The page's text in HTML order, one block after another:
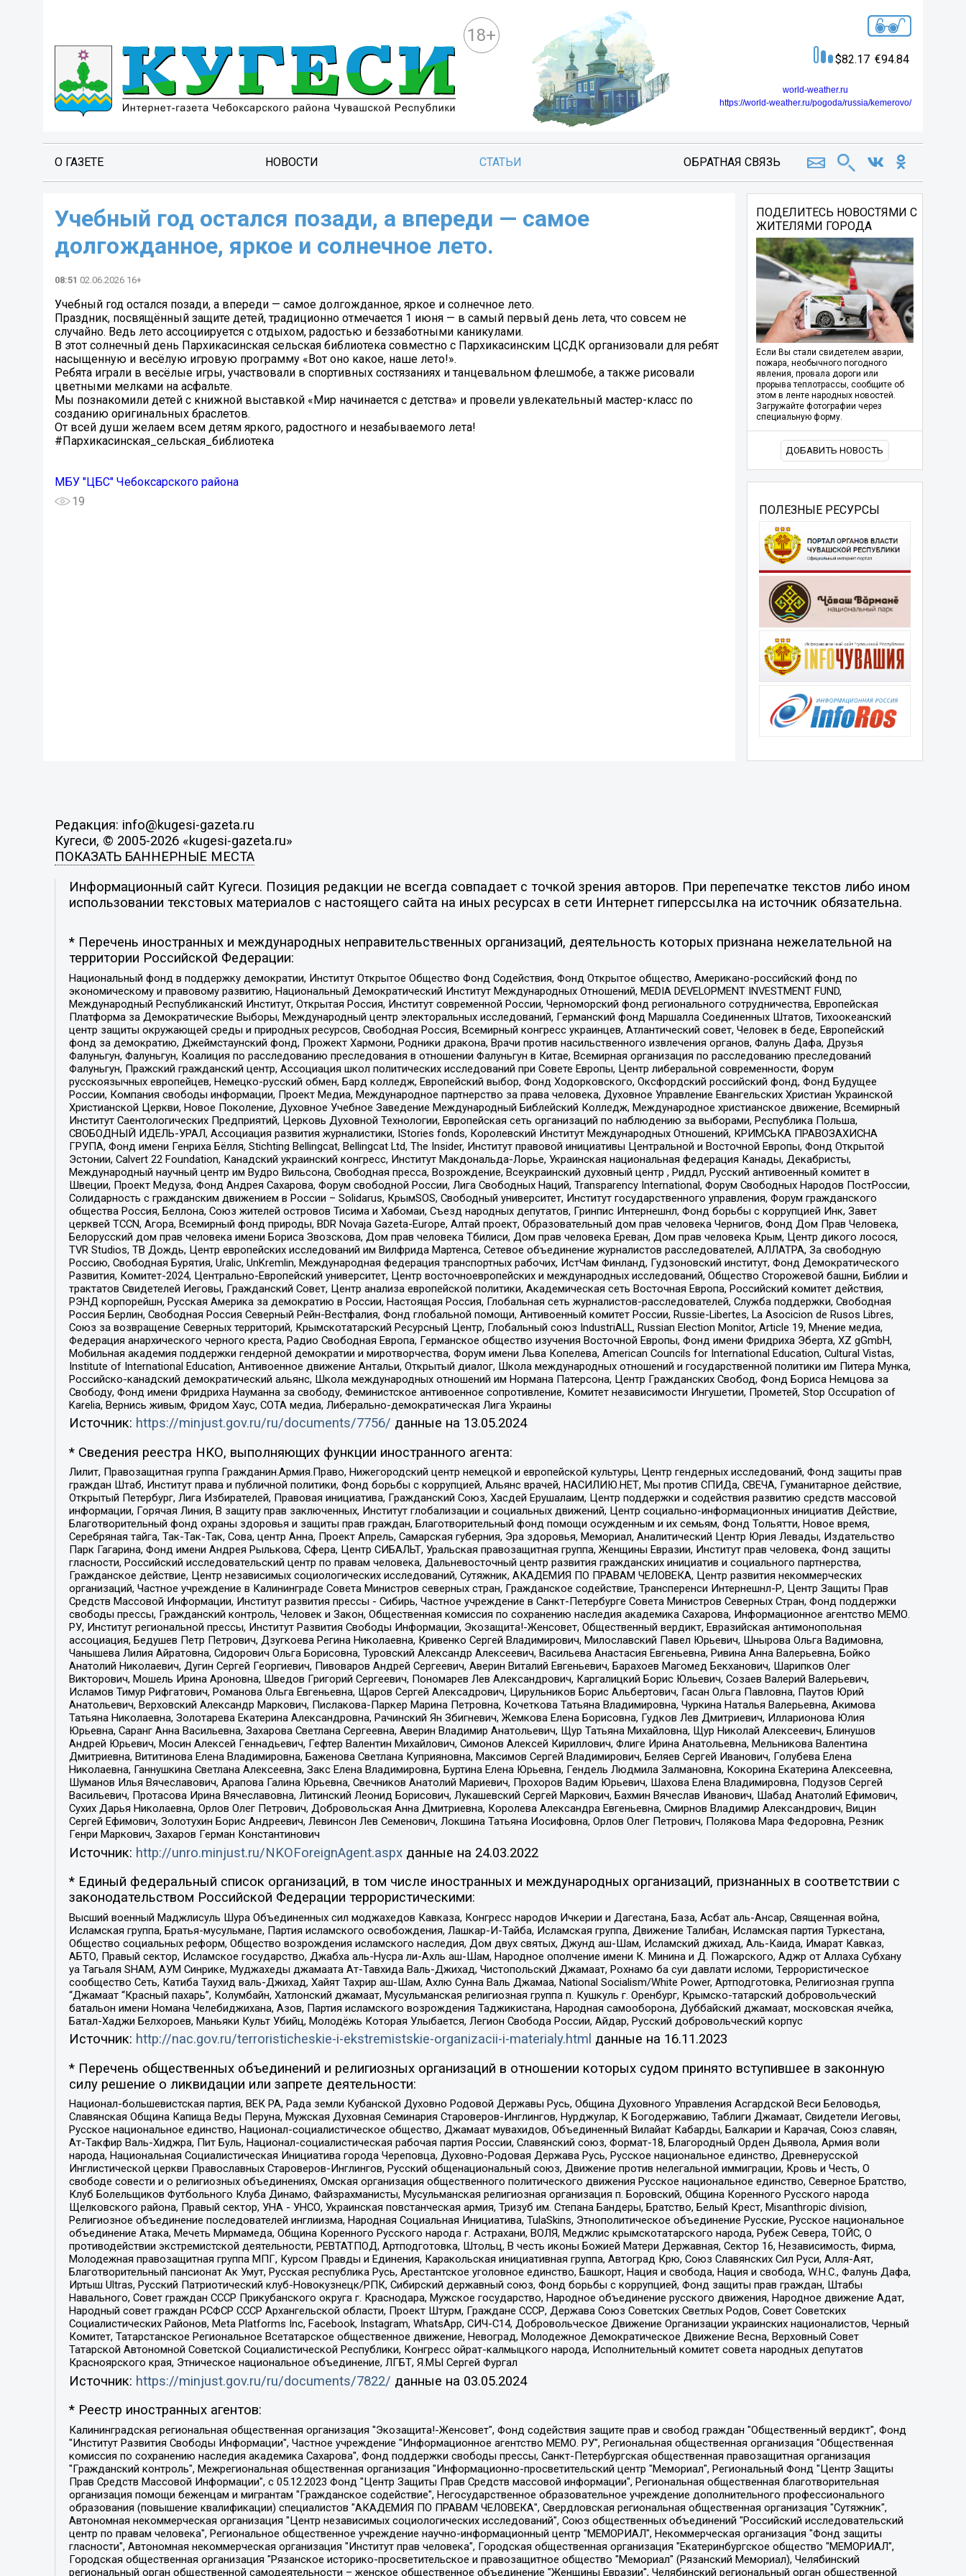
18+
82.17 94.84
world-weather.ru
https://world-weather.ru/pogoda/russia/kemerovo/
О ГАЗЕТЕ НОВОСТИ СТАТЬИ ОБРАТНАЯ СВЯЗЬ
Учебный год остался позади, а впереди — самое
долгожданное, яркое и солнечное лето.
08:51 02.06.2026 16+
Учебный год остался позади, а впереди — самое долгожданное, яркое и солнечное лето.
Праздник, посвящённый защите детей, традиционно отмечается 1 июня — в самый первый день лета, что совсем не
случайно. Ведь лето ассоциируется с отдыхом, радостью и беззаботными каникулами.
В этот солнечный день Пархикасинская сельская библиотека совместно с Пархикасинским ЦСДК организовали для ребят
насыщенную и весёлую игровую программу «Вот оно какое, наше лето!».
Ребята играли в весёлые игры, участвовали в спортивных состязаниях и танцевальном флешмобе, а также рисовали
цветными мелками на асфальте.
Мы познакомили детей с книжной выставкой «Мир начинается с детства» и провели увлекательный мастер-класс по
созданию оригинальных браслетов.
От всей души желаем всем детям яркого, радостного и незабываемого лета!
#Пархикасинская_сельская_библиотека
МБУ "ЦБС" Чебоксарского района
19
ПОДЕЛИТЕСЬ НОВОСТЯМИ С
ЖИТЕЛЯМИ ГОРОДА
Если Вы стали свидетелем аварии,
пожара, необычного погодного
явления, провала дороги или
прорыва теплотрассы, сообщите об
этом в ленте народных новостей.
Загружайте фотографии через
специальную форму.
ДОБАВИТЬ НОВОСТЬ
ПОЛЕЗНЫЕ РЕСУРСЫ
Редакция: info@kugesi-gazeta.ru
Кугеси, © 2005-2026 «kugesi-gazeta.ru»
ПОКАЗАТЬ БАННЕРНЫЕ МЕСТА
Информационный сайт Кугеси. Позиция редакции не всегда совпадает с точкой зрения авторов. При перепечатке текстов либо ином
использовании текстовых материалов с настоящего сайта на иных ресурсах в сети Интернет гиперссылка на источник обязательна.
* Перечень иностранных и международных неправительственных организаций, деятельность которых признана нежелательной на
территории Российской Федерации:
Национальный фонд в поддержку демократии, Институт Открытое Общество Фонд Содействия, Фонд Открытое общество, Американо-российский фонд по
экономическому и правовому развитию, Национальный Демократический Институт Международных Отношений, MEDIA DEVELOPMENT INVESTMENT FUND,
Международный Республиканский Институт, Открытая Россия, Институт современной России, Черноморский фонд регионального сотрудничества, Европейская
Платформа за Демократические Выборы, Международный центр электоральных исследований, Германский фонд Маршалла Соединенных Штатов, Тихоокеанский
центр защиты окружающей среды и природных ресурсов, Свободная Россия, Всемирный конгресс украинцев, Атлантический совет, Человек в беде, Европейский
фонд за демократию, Джеймстаунский фонд, Прожект Хармони, Родники дракона, Врачи против насильственного извлечения органов, Фалунь Дафа, Друзья
Фалуньгун, Фалуньгун, Коалиция по расследованию преследования в отношении Фалуньгун в Китае, Всемирная организация по расследованию преследований
Фалуньгун, Пражский гражданский центр, Ассоциация школ политических исследований при Совете Европы, Центр либеральной современности, Форум
русскоязычных европейцев, Немецко-русский обмен, Бард колледж, Европейский выбор, Фонд Ходорковского, Оксфордский российский фонд, Фонд Будущее
России, Компания свободы информации, Проект Медиа, Международное партнерство за права человека, Духовное Управление Евангельских Христиан Украинской
Христианской Церкви, Новое Поколение, Духовное Учебное Заведение Международный Библейский Колледж, Международное христианское движение, Всемирный
Институт Саентологических Предприятий, Церковь Духовной Технологии, Европейская сеть организаций по наблюдению за выборами, Республика Польша,
СВОБОДНЫЙ ИДЕЛЬ-УРАЛ, Ассоциация развития журналистики, IStories fonds, Королевский Институт Международных Отношений, КРИМСЬКА ПРАВОЗАХИСНА
ГРУПА, Фонд имени Генриха Бёлля, Stichting Bellingcat, Bellingcat Ltd, The Insider, Институт правовой инициативы Центральной и Восточной Европы, Фонд Открытой
Эстонии, Calvert 22 Foundation, Канадский украинский конгресс, Институт Макдональда-Лорье, Украинская национальная федерация Канады, Декабристы,
Международный научный центр им Вудро Вильсона, Свободная пресса, Возрождение, Всеукраинский духовный центр , Риддл, Русский антивоенный комитет в
Швеции, Проект Медуза, Фонд Андрея Сахарова, Форум свободной России, Лига Свободных Наций, Transparеncy International, Форум Свободных Народов ПостРоссии,
Солидарность с гражданским движением в России – Solidarus, КрымSOS, Свободный университет, Институт государственного управления, Форум гражданского
общества Россия, Беллона, Союз жителей островов Тисима и Хабомаи, Съезд народных депутатов, Гринпис Интернешнл, Фонд борьбы с коррупцией Инк, Завет
церквей TCCN, Агора, Всемирный фонд природы, BDR Novaja Gazeta-Europe, Алтай проект, Образовательный дом прав человека Чернигов, Фонд Дом Прав Человека,
Белорусский дом прав человека имени Бориса Звозскова, Дом прав человека Тбилиси, Дом прав человека Ереван, Дом прав человека Крым, Центр дикого лосося,
TVR Studios, ТВ Дождь, Центр европейских исследований им Вилфрида Мартенса, Сетевое объединение журналистов расследователей, АЛЛАТРА, За свободную
Россию, Свободная Бурятия, Uralic, UnKremlin, Международная федерация транспортных рабочих, ИстЧам Финланд, Гудзоновский институт, Фонд Демократического
Развития, Комитет-2024, Центрально-Европейский университет, Центр восточноевропейских и международных исследований, Общество Сторожевой башни, Библии и
трактатов Свидетелей Иеговы, Гражданский Совет, Центр анализа европейской политики, Академическая сеть Восточная Европа, Российский комитет действия,
РЭНД корпорейшн, Русская Америка за демократию в России, Настоящая Россия, Глобальная сеть журналистов-расследователей, Служба поддержки, Свободная
Россия Берлин, Свободная Россия Северный Рейн-Вестфалия, Фонд глобальной помощи, Антивоенный комитет России, Russie-Libertes, La Asocicion de Rusos Libres,
Союз за возвращение Северных территорий, Крымскотатарский Ресурсный Центр, Глобальный союз IndustriALL, Russian Election Monitor, Article 19, Мнение медиа,
Федерация анархического черного креста, Радио Свободная Европа, Германское общество изучения Восточной Европы, Фонд имени Фридриха Эберта, XZ gGmbH,
Мобильная академия поддержки гендерной демократии и миротворчества, Форум имени Льва Копелева, American Councils for International Education, Cultural Vistas,
Institute of International Education, Антивоенное движение Антальи, Открытый диалог, Школа международных отношений и государственной политики им Питера Мунка,
Российско-канадский демократический альянс, Школа международных отношений им Нормана Патерсона, Центр Гражданских Свобод, Фонд Бориса Немцова за
Свободу, Фонд имени Фридриха Науманна за свободу, Феминистское антивоенное сопротивление, Комитет независимости Ингушетии, Прометей, Stop Occupation of
Karelia, Вернись живым, Фридом Хаус, СОТА медиа, Либерально-демократическая Лига Украины
Источник: https://minjust.gov.ru/ru/documents/7756/ данные на 13.05.2024
* Сведения реестра НКО, выполняющих функции иностранного агента:
Лилит, Правозащитная группа Гражданин.Армия.Право, Нижегородский центр немецкой и европейской культуры, Центр гендерных исследований, Фонд защиты прав
граждан Штаб, Институт права и публичной политики, Фонд борьбы с коррупцией, Альянс врачей, НАСИЛИЮ.НЕТ, Мы против СПИДа, СВЕЧА, Гуманитарное действие,
Открытый Петербург, Лига Избирателей, Правовая инициатива, Гражданский Союз, Хасдей Ерушалаим, Центр поддержки и содействия развитию средств массовой
информации, Горячая Линия, В защиту прав заключенных, Институт глобализации и социальных движений, Центр социально-информационных инициатив Действие,
Благотворительный фонд охраны здоровья и защиты прав граждан, Благотворительный фонд помощи осужденным и их семьям, Фонд Тольятти, Новое время,
Серебряная тайга, Так-Так-Так, Сова, центр Анна, Проект Апрель, Самарская губерния, Эра здоровья, Мемориал, Аналитический Центр Юрия Левады, Издательство
Парк Гагарина, Фонд имени Андрея Рылькова, Сфера, Центр СИБАЛЬТ, Уральская правозащитная группа, Женщины Евразии, Институт прав человека, Фонд защиты
гласности, Российский исследовательский центр по правам человека, Дальневосточный центр развития гражданских инициатив и социального партнерства,
Гражданское действие, Центр независимых социологических исследований, Сутяжник, АКАДЕМИЯ ПО ПРАВАМ ЧЕЛОВЕКА, Центр развития некоммерческих
организаций, Частное учреждение в Калининграде Совета Министров северных стран, Гражданское содействие, Трансперенси Интернешнл-Р, Центр Защиты Прав
Средств Массовой Информации, Институт развития прессы - Сибирь, Частное учреждение в Санкт-Петербурге Совета Министров Северных Стран, Фонд поддержки
свободы прессы, Гражданский контроль, Человек и Закон, Общественная комиссия по сохранению наследия академика Сахарова, Информационное агентство МЕМО.
РУ, Институт региональной прессы, Институт Развития Свободы Информации, Экозащита!-Женсовет, Общественный вердикт, Евразийская антимонопольная
ассоциация, Бедушев Петр Петрович, Дзугкоева Регина Николаевна, Кривенко Сергей Владимирович, Милославский Павел Юрьевич, Шнырова Ольга Вадимовна,
Чанышева Лилия Айратовна, Сидорович Ольга Борисовна, Туровский Александр Алексеевич, Васильева Анастасия Евгеньевна, Ривина Анна Валерьевна, Бойко
Анатолий Николаевич, Дугин Сергей Георгиевич, Пивоваров Андрей Сергеевич, Аверин Виталий Евгеньевич, Барахоев Магомед Бекханович, Шарипков Олег
Викторович, Мошель Ирина Ароновна, Шведов Григорий Сергеевич, Пономарев Лев Александрович, Каргалицкий Борис Юльевич, Созаев Валерий Валерьевич,
Исламов Тимур Рифгатович, Романова Ольга Евгеньевна, Щаров Сергей Алексадрович, Цирульников Борис Альбертович, Гасан Ольга Павловна, Паутов Юрий
Анатольевич, Верховский Александр Маркович, Пислакова-Паркер Марина Петровна, Кочеткова Татьяна Владимировна, Чуркина Наталья Валерьевна, Акимова
Татьяна Николаевна, Золотарева Екатерина Александровна, Рачинский Ян Збигневич, Жемкова Елена Борисовна, Гудков Лев Дмитриевич, Илларионова Юлия
Юрьевна, Саранг Анна Васильевна, Захарова Светлана Сергеевна, Аверин Владимир Анатольевич, Щур Татьяна Михайловна, Щур Николай Алексеевич, Блинушов
Андрей Юрьевич, Мосин Алексей Геннадьевич, Гефтер Валентин Михайлович, Симонов Алексей Кириллович, Флиге Ирина Анатольевна, Мельникова Валентина
Дмитриевна, Вититинова Елена Владимировна, Баженова Светлана Куприяновна, Максимов Сергей Владимирович, Беляев Сергей Иванович, Голубева Елена
Николаевна, Ганнушкина Светлана Алексеевна, Закс Елена Владимировна, Буртина Елена Юрьевна, Гендель Людмила Залмановна, Кокорина Екатерина Алексеевна,
Шуманов Илья Вячеславович, Арапова Галина Юрьевна, Свечников Анатолий Мариевич, Прохоров Вадим Юрьевич, Шахова Елена Владимировна, Подузов Сергей
Васильевич, Протасова Ирина Вячеславовна, Литинский Леонид Борисович, Лукашевский Сергей Маркович, Бахмин Вячеслав Иванович, Шабад Анатолий Ефимович,
Сухих Дарья Николаевна, Орлов Олег Петрович, Добровольская Анна Дмитриевна, Королева Александра Евгеньевна, Смирнов Владимир Александрович, Вицин
Сергей Ефимович, Золотухин Борис Андреевич, Левинсон Лев Семенович, Локшина Татьяна Иосифовна, Орлов Олег Петрович, Полякова Мара Федоровна, Резник
Генри Маркович, Захаров Герман Константинович
Источник: http://unro.minjust.ru/NKOForeignAgent.aspxданные на 24.03.2022
* Единый федеральный список организаций, в том числе иностранных и международных организаций, признанных в соответствии с
законодательством Российской Федерации террористическими:
Высший военный Маджлисуль Шура Объединенных сил моджахедов Кавказа, Конгресс народов Ичкерии и Дагестана, База, Асбат аль-Ансар, Священная война,
Исламская группа, Братья-мусульмане, Партия исламского освобождения, Лашкар-И-Тайба, Исламская группа, Движение Талибан, Исламская партия Туркестана,
Общество социальных реформ, Общество возрождения исламского наследия, Дом двух святых, Джунд аш-Шам, Исламский джихад, Аль-Каида, Имарат Кавказ,
АБТО, Правый сектор, Исламское государство, Джабха аль-Нусра ли-Ахль аш-Шам, Народное ополчение имени К. Минина и Д. Пожарского, Аджр от Аллаха Субхану
уа Тагьаля SHAM, АУМ Синрике, Муджахеды джамаата Ат-Тавхида Валь-Джихад, Чистопольский Джамаат, Рохнамо ба суи давлати исломи, Террористическое
сообщество Сеть, Катиба Таухид валь-Джихад, Хайят Тахрир аш-Шам, Ахлю Сунна Валь Джамаа, National Socialism/White Power, Артподготовка, Религиозная группа
“Джамаат “Красный пахарь”, Колумбайн, Хатлонский джамаат, Мусульманская религиозная группа п. Кушкуль г. Оренбург, Крымско-татарский добровольческий
батальон имени Номана Челебиджихана, Азов, Партия исламского возрождения Таджикистана, Народная самооборона, Дуббайский джамаат, московская ячейка,
Батал-Хаджи Белхороев, Маньяки Культ Убийц, Молодёжь Которая Улыбается, Легион Свобода России, Айдар, Русский добровольческий корпус
Источник: http://nac.gov.ru/terroristicheskie-i-ekstremistskie-organizacii-i-materialy.html данные на 16.11.2023
* Перечень общественных объединений и религиозных организаций в отношении которых судом принято вступившее в законную
силу решение о ликвидации или запрете деятельности:
Национал-большевистская партия, ВЕК РА, Рада земли Кубанской Духовно Родовой Державы Русь, Община Духовного Управления Асгардской Веси Беловодья,
Славянская Община Капища Веды Перуна, Мужская Духовная Семинария Староверов-Инглингов, Нурджулар, К Богодержавию, Таблиги Джамаат, Свидетели Иеговы,
Русское национальное единство, Национал-социалистическое общество, Джамаат мувахидов, Объединенный Вилайат Кабарды, Балкарии и Карачая, Союз славян,
Ат-Такфир Валь-Хиджра, Пит Буль, Национал-социалистическая рабочая партия России, Славянский союз, Формат-18, Благородный Орден Дьявола, Армия воли
народа, Национальная Социалистическая Инициатива города Череповца, Духовно-Родовая Держава Русь, Русское национальное единство, Древнерусской
Инглистической церкви Православных Староверов-Инглингов, Русский общенациональный союз, Движение против нелегальной иммиграции, Кровь и Честь, О
свободе совести и о религиозных объединениях, Омская организация общественного политического движения Русское национальное единство, Северное Братство,
Клуб Болельщиков Футбольного Клуба Динамо, Файзрахманисты, Мусульманская религиозная организация п. Боровский, Община Коренного Русского народа
Щелковского района, Правый сектор, УНА - УНСО, Украинская повстанческая армия, Тризуб им. Степана Бандеры, Братство, Белый Крест, Misanthropic division,
Религиозное объединение последователей инглиизма, Народная Социальная Инициатива, TulaSkins, Этнополитическое объединение Русские, Русское национальное
объединение Атака, Мечеть Мирмамеда, Община Коренного Русского народа г. Астрахани, ВОЛЯ, Меджлис крымскотатарского народа, Рубеж Севера, ТОЙС, О
противодействии экстремистской деятельности, РЕВТАТПОД, Артподготовка, Штольц, В честь иконы Божией Матери Державная, Сектор 16, Независимость, Фирма,
Молодежная правозащитная группа МПГ, Курсом Правды и Единения, Каракольская инициативная группа, Автоград Крю, Союз Славянских Сил Руси, Алля-Аят,
Благотворительный пансионат Ак Умут, Русская республика Русь, Арестантское уголовное единство, Башкорт, Нация и свобода, Нация и свобода, W.H.С., Фалунь Дафа,
Иртыш Ultras, Русский Патриотический клуб-Новокузнецк/РПК, Сибирский державный союз, Фонд борьбы с коррупцией, Фонд защиты прав граждан, Штабы
Навального, Совет граждан СССР Прикубанского округа г. Краснодара, Мужское государство, Народное объединение русского движения, Народное движение Адат,
Народный совет граждан РСФСР СССР Архангельской области, Проект Штурм, Граждане СССР, Держава Союз Советских Светлых Родов, Совет Советских
Социалистических Районов, Meta Platforms Inc, Facebook, Instagram, WhatsApp, СИЧ-С14, Добровольческое Движение Организации украинских националистов, Черный
Комитет, Татарстанское Региональное Всетатарское общественное движение, Невоград, Молодежное Демократическое Движение Весна, Верховный Совет
Татарской Автономной Советской Социалистической Республики, Конгресс ойрат-калмыцкого народа, Исполнительный комитет совета народных депутатов
Красноярского края, Этническое национальное объединение, ЛГБТ, Я.МЫ Сергей Фургал
Источник: https://minjust.gov.ru/ru/documents/7822/ данные на 03.05.2024
* Реестр иностранных агентов:
Калининградская региональная общественная организация "Экозащита!-Женсовет", Фонд содействия защите прав и свобод граждан "Общественный вердикт", Фонд "Институт Развития Свободы Информации", Частное учреждение "Информационное агентство МЕМО. РУ", Региональная общественная организация "Общественная комиссия по сохранению наследия академика Сахарова", Фонд поддержки свободы прессы, Санкт-Петербургская общественная правозащитная организация "Гражданский контроль", Межрегиональная общественная организация "Информационно-просветительский центр "Мемориал", Региональный Фонд "Центр Защиты Прав Средств Массовой Информации", с 05.12.2023 Фонд "Центр Защиты Прав Средств массовой информации", Региональная общественная благотворительная организация помощи беженцам и мигрантам "Гражданское содействие", Негосударственное образовательное учреждение дополнительного профессионального образования (повышение квалификации) специалистов "АКАДЕМИЯ ПО ПРАВАМ ЧЕЛОВЕКА", Свердловская региональная общественная организация "Сутяжник", Автономная некоммерческая организация "Центр независимых социологических исследований", Союз общественных объединений "Российский исследовательский центр по правам человека", Региональное общественное учреждение научно-информационный центр "МЕМОРИАЛ", Некоммерческая организация "Фонд защиты гласности", Автономная некоммерческая организация "Институт прав человека", Городская общественная организация "Екатеринбургское общество "МЕМОРИАЛ", Городская общественная организация "Рязанское историко-просветительское и правозащитное общество "Мемориал" (Рязанский Мемориал), Челябинский региональный орган общественной самодеятельности – женское общественное объединение "Женщины Евразии", Челябинский региональный орган общественной самодеятельности "Уральская правозащитная группа", Фонд содействия защите здоровья и социальной справедливости имени Андрея Рылькова, Автономная Некоммерческая Организация "Аналитический Центр Юрия Левады", Автономная некоммерческая организация социальной поддержки населения "Проект Апрель", Региональная общественная организация помощи женщинам и детям, находящимся в кризисной ситуации "Информационно-методический центр "Анна", Фонд содействия развитию массовых коммуникаций и правовому просвещению "Так-так-Так", Фонд содействия устойчивому развитию "Серебряная тайга", Свердловский региональный общественный фонд социальных проектов "Новое время", "Idel.Реалии", Кавказ.Реалии, Крым.Реалии, Телеканал Настоящее Время, Татаро-башкирская служба Радио Свобода (Azatliq Radiosi), Радио Свободная Европа/Радио Свобода (PCE/PC), "Сибирь.Реалии", "Фактограф", Благотворительный фонд помощи осужденным и их семьям, Автономная некоммерческая организация "Институт глобализации и социальных движений", Фонд "В защиту прав заключенных", Частное учреждение "Центр поддержки и содействия развитию средств массовой информации", Пензенский региональный общественный благотворительный фонд "Гражданский союз", "Север.Реалии", Некоммерческая организация Фонд "Правовая инициатива", Общество с ограниченной ответственностью "Радио Свободная Европа/Радио Свобода", Чешское информационное агентство "MEDIUM-ORIENT", Красноярская региональная общественная организация "Мы против СПИДа", Камалягин Денис Николаевич, Маркелов Сергей Евгеньевич, Пономарев Лев Александрович, Савицкая Людмила Алексеевна, Автономная некоммерческая организация "Центр по работе с проблемой насилия "НАСИЛИЮ.НЕТ", Межрегиональный профессиональный союз работников здравоохранения "Альянс врачей", Юридическое лицо, зарегистрированное в Латвийской Республике, SIA "Medusa Project" (регистрационный номер 40103797863, дата регистрации 10.06.2014), Некоммерческая организация "Фонд по борьбе с коррупцией", Автономная некоммерческая организация "Институт права и публичной политики", Баданин Роман Сергеевич, Гликин Максим Александрович, Железнова Мария Михайловна, Лукьянова Юлия Сергеевна, Маетная Елизавета Витальевна, Маняхин Петр Борисович, Чуракова Ольга Владимировна, Ярош Юлия Петровна, Юридическое лицо "The Insider SIA", зарегистрированное в Риге, Латвийская Республика (дата регистрации 26.06.2015), являющееся администратором доменного имени интернет-издания "The Insider SIA", https://theins.ru, Постернак Алексей Евгеньевич, Рубин Михаил Аркадьевич, Анин Роман Александрович, Юридическое лицо Istories fonds, зарегистрированное в Латвийской Республике (регистрационный номер 50008295751, дата регистрации 24.02.2020), Великовский Дмитрий Александрович, Долинина Ирина Николаевна, Мароховская Алеся Алексеевна, Шлейнов Роман Юрьевич, Шмагун Олеся Валентиновна, Общество с ограниченной ответственностью "Альтаир 2021", Общество с ограниченной ответственностью "Вега 2021", Общество с ограниченной ответственностью "Главный редактор 2021", Общество с ограниченной ответственностью "Ромашки монолит", Важенков Артем Валерьевич, Ивановская областная общественная организация "Центр гендерных исследований", Гурман Юрий Альбертович, Медиапроект "ОВД-Инфо", Егоров Владимир Владимирович, Жилинский Владимир Александрович, Общество с ограниченной ответственностью "ЗП", Иванова София Юрьевна, Карезина Инна Павловна, Кильтау Екатерина Викторовна, Петров Алексей Викторович, Пискунов Сергей Евгеньевич, Смирнов Сергей Сергеевич, Тихонов Михаил Сергеевич, Общество с ограниченной ответственностью "ЖУРНАЛИСТ-ИНОСТРАННЫЙ АГЕНТ", Арапова Галина Юрьевна, Вольтская Татьяна Анатольевна, Американская компания "Mason G.E.S. Anonymous Foundation" (США), являющаяся владельцем интернет-издания https://mnews.world/, Компания "Stichting Bellingcat", зарегистрированная в Нидерландах (дата регистрации 11.07.2018), Захаров Андрей Вячеславович, Клепиковская Екатерина Дмитриевна, Общество с ограниченной ответственностью "МЕМО", Перл Роман Александрович, Симонов Евгений Алексеевич, Соловьева Елена Анатольевна, Сотников Даниил Владимирович, Сурначева Елизавета Дмитриевна, Автономная некоммерческая организация по защите прав человека и информированию населения "Якутия – Наше Мнение", Общество с ограниченной ответственностью "Москоу диджитал медиа", с 26.01.2023 Общество с ограниченной ответственностью "Чайка Белые сады", Ветошкина Валерия Валерьевна, Заговора Максим Александрович, Межрегиональное общественное движение "Российская ЛГБТ - сеть", Оленичев Максим Владимирович, Павлов Иван Юрьевич, Скворцова Елена Сергеевна, Общество с ограниченной ответственностью "Как бы инагент", Кочетков Игорь Викторович, Общество с ограниченной ответственностью "Честные выборы", Еланчик Олег Александрович, Общество с ограниченной ответственностью "Нобелевский призыв", Гималова Регина Эмилевна, Григорьев Андрей Валерьевич, Григорьева Алина Александровна, Ассоциация по содействию защите прав призывников, альтернативнослужащих и военнослужащих "Правозащитная группа "Гражданин.Армия.Право", Хисамова Регина Фаритовна, Автономная некоммерческая организация по реализации социально-правовых программ "Лилит", Дальневосточное общественное движение "Маяк", Санкт-Петербургская ЛГБТ-инициативная группа "Выход", Инициативная группа ЛГБТ+ "Реверс", Алексеев Андрей Викторович, Бекбулатова Таисия Львовна, Беляев Иван Михайлович, Владыкина Елена Сергеевна, Гельман Марат Александрович, Никульшина Вероника Юрьевна, Толоконникова Надежда Андреевна, Шендерович Виктор Анатольевич, Общество с ограниченной ответственностью "Данное сообщение", Общество с ограниченной ответственностью Издательский дом "Новая глава", Айнбиндер Александра Александровна, Московский комьюнити-центр для ЛГБТ+инициатив, Благотворительный фонд развития филантропии, Deutsche Welle (Германия, Kurt-Schumacher-Strasse 3, 53113 Bonn), Борзунова Мария Михайловна, Воробьев Виктор Викторович, Голубева Анна Львовна, Константинова Алла Михайловна, Малкова Ирина Владимировна, Мурадов Мурад Абдулгалимович, Осетинская Елизавета Николаевна, Понасенков Евгений Николаевич, Ганапольский Матвей Юрьевич, Киселев Евгений Алексеевич, Борухович Ирина Григорьевна, Дремин Иван Тимофеевич, Дубровский Дмитрий Викторович, Красноярская региональная общественная организация поддержки и развития альтернативных образовательных технологий и межкультурных коммуникаций "ИНТЕРРА", Маяковская Екатерина Алексеевна, Фейгин Марк Захарович, Филимонов Андрей Викторович, Дзугкоева Регина Николаевна, Доброхотов Роман Александрович, Дудь Юрий Александрович, Елкин Сергей Владимирович, Кругликов Кирилл Игоревич, Сабунаева Мария Леонидовна, Семенов Алексей Владимирович, Шаинян Карен Багратович, Шульман Екатерина Михайловна, Асафьев Артур Валерьевич, Вахштайн Виктор Семенович, Венедиктов Алексей Алексеевич, Лушникова Екатерина Евгеньевна, Волков Леонид Михайлович, Невзоров Александр Глебович, Пархоменко Сергей Борисович, Сироткин Ярослав Николаевич, Кара-Мурза Владимир Владимирович, Баранова Наталья Владимировна, Гозман Леонид Яковлевич, Кагарлицкий Борис Юльевич, Климарев Михаил Валерьевич, Милов Владимир Станиславович, Автономная некоммерческая организация Краснодарский центр современного искусства "Типография", Моргенштерн Алишер Тагирович, Соболь Любовь Эдуардовна, Общество с ограниченной ответственностью "ЛИЗА НОРМ", Каспаров Гарри Кимович, Ходорковский Михаил Борисович, Общество с ограниченной ответственностью "Апрельские тезисы", Данилович Ирина Брониславовна, Кашин Олег Владимирович, Петров Николай Владимирович, Пивоваров Алексей Владимирович, Соколов Михаил Владимирович, Цветкова Юлия Владимировна, Чичваркин Евгений Александрович, Комитет против пыток/Команда против пыток, Общество с ограниченной ответственностью "Первый научный", Общество с ограниченной ответственностью "Вертолет и ко", Белоцерковская Вероника Борисовна, Кац Максим Евгеньевич, Лазарева Татьяна Юрьевна, Шаведдинов Руслан Табризович, Яшин Илья Валерьевич, Общество с ограниченной ответственностью "Иноагент ААВ", Алешковский Дмитрий Петрович, Альбац Евгения Марковна, Быков Дмитрий Львович, Галямина Юлия Евгеньевна, Лойко Сергей Леонидович, Мартынов Кирилл Константинович, Медведев Сергей Александрович, Крашенинников Федор Геннадиевич, Гордеева Катерина Вл